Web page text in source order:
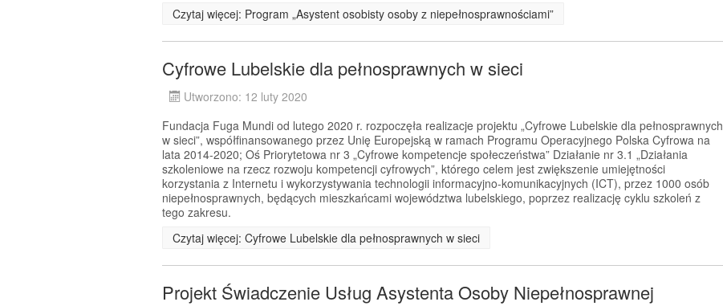
Czytaj więcej: Program „Asystent osobisty osoby z niepełnosprawnościami”
Cyfrowe Lubelskie dla pełnosprawnych w sieci
Utworzono: 12 luty 2020
Fundacja Fuga Mundi od lutego 2020 r. rozpoczęła realizacje projektu „Cyfrowe Lubelskie dla pełnosprawnych
w sieci”, współfinansowanego przez Unię Europejską w ramach Programu Operacyjnego Polska Cyfrowa na
lata 2014-2020; Oś Priorytetowa nr 3 „Cyfrowe kompetencje społeczeństwa” Działanie nr 3.1 „Działania
szkoleniowe na rzecz rozwoju kompetencji cyfrowych”, którego celem jest zwiększenie umiejętności
korzystania z Internetu i wykorzystywania technologii informacyjno-komunikacyjnych (ICT), przez 1000 osób
niepełnosprawnych, będących mieszkańcami województwa lubelskiego, poprzez realizację cyklu szkoleń z
tego zakresu.
Czytaj więcej: Cyfrowe Lubelskie dla pełnosprawnych w sieci
Projekt Świadczenie Usług Asystenta Osoby Niepełnosprawnej